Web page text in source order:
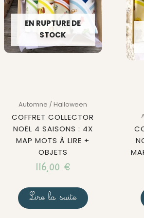
EN RUPTURE DE
STOCK
Automne / Halloween
COFFRET COLLECTOR
NOËL 4 SAISONS : 4X
MAP MOTS À LIRE +
OBJETS
116,00 €
Lire la suite